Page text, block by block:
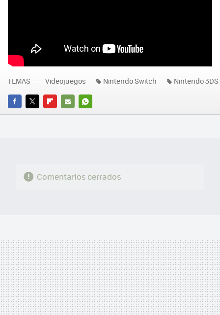
FACEBOOK
TWITTERFLIPBOARD
E-
WHATSAPP
TEMAS Videojuegos Nintendo Switch Nintendo 3DS
Comentarios cerrados